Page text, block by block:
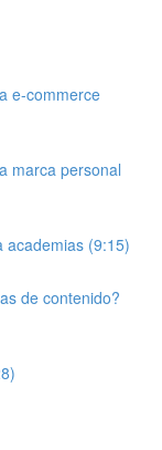
e-commerce
marca personal
academias (9:15)
de contenido?